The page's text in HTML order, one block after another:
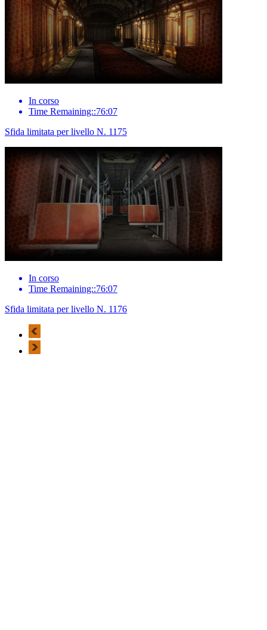
In corso
Time Remaining::76:07
Sfida limitata per livello N. 1175
In corso
Time Remaining::76:07
Sfida limitata per livello N. 1176